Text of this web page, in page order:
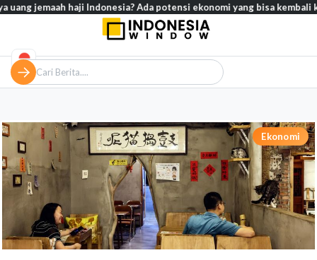
Ekonomi
jemaah haji Indonesia? Ada potensi ekonomi yang bisa kembali ke